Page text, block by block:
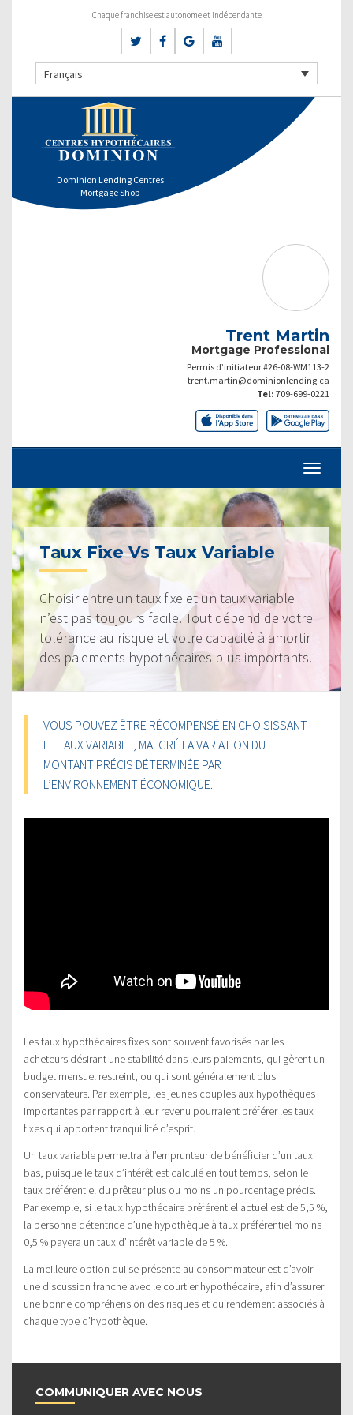
Chaque franchise est autonome et indépendante
Français
Dominion Lending Centres
Mortgage Shop
Trent Martin
Mortgage Professional
Permis d’initiateur #26-08-WM113-2
trent.martin@dominionlending.ca
Tel: 709-699-0221
Taux Fixe Vs Taux Variable
Choisir entre un taux fixe et un taux variable
n’est pas toujours facile. Tout dépend de votre
tolérance au risque et votre capacité à amortir
des paiements hypothécaires plus importants.
VOUS POUVEZ ÊTRE RÉCOMPENSÉ EN CHOISISSANT
LE TAUX VARIABLE, MALGRÉ LA VARIATION DU
MONTANT PRÉCIS DÉTERMINÉE PAR
L’ENVIRONNEMENT ÉCONOMIQUE.
Les taux hypothécaires fixes sont souvent favorisés par les
acheteurs désirant une stabilité dans leurs paiements, qui gèrent un
budget mensuel restreint, ou qui sont généralement plus
conservateurs. Par exemple, les jeunes couples aux hypothèques
importantes par rapport à leur revenu pourraient préférer les taux
fixes qui apportent tranquillité d’esprit.
Un taux variable permettra à l’emprunteur de bénéficier d’un taux
bas, puisque le taux d’intérêt est calculé en tout temps, selon le
taux préférentiel du prêteur plus ou moins un pourcentage précis.
Par exemple, si le taux hypothécaire préférentiel actuel est de 5,5 %,
la personne détentrice d’une hypothèque à taux préférentiel moins
0,5 % payera un taux d’intérêt variable de 5 %.
La meilleure option qui se présente au consommateur est d’avoir
une discussion franche avec le courtier hypothécaire, afin d’assurer
une bonne compréhension des risques et du rendement associés à
chaque type d’hypothèque.
COMMUNIQUER AVEC NOUS